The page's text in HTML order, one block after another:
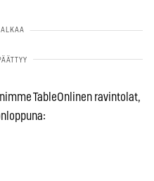
TableOnlinen ravintolat,